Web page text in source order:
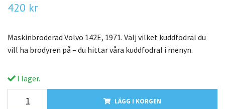
420 kr
Maskinbroderad Volvo 142E, 1971. Välj vilket kuddfodral du
vill ha brodyren på – du hittar våra kuddfodral i menyn.
I lager.
LÄGG I KORGEN